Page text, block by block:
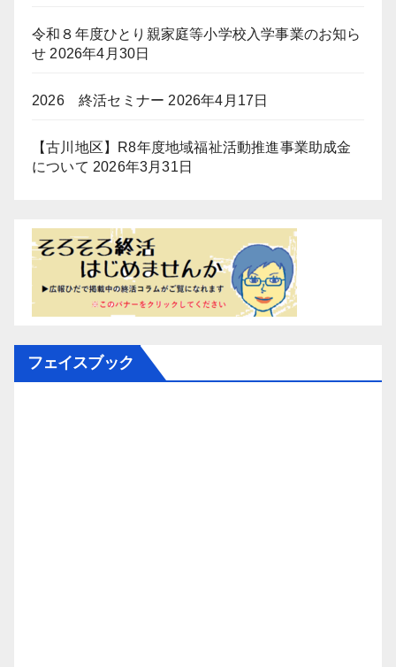
令和８年度ひとり親家庭等小学校入学事業のお知ら
せ 2026年4月30日
2026 終活セミナー 2026年4月17日
【古川地区】R8年度地域福祉活動推進事業助成金
について 2026年3月31日
フェイスブック